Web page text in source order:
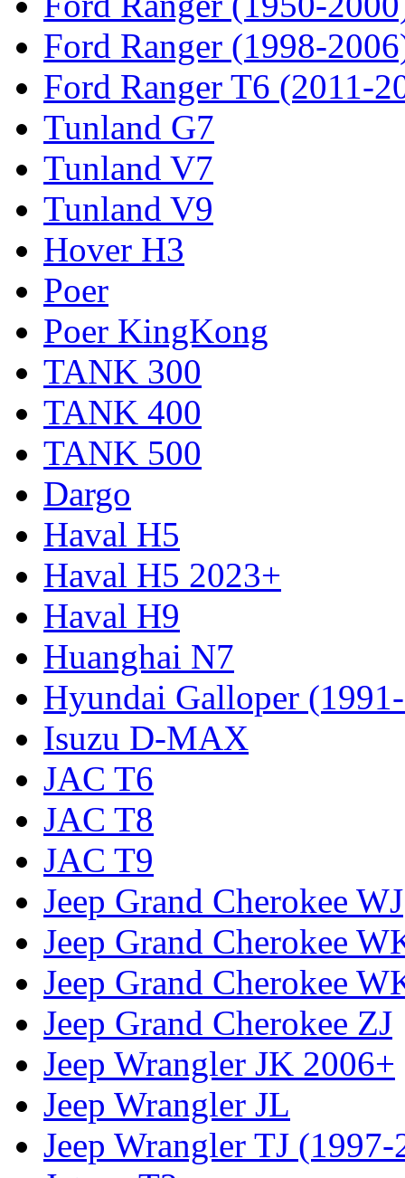
Ford Ranger (1998-
Ford Ranger T6 (2011-
Tunland G7
Tunland V7
Tunland V9
Hover H3
Poer
Poer KingKong
TANK 300
TANK 400
TANK 500
Dargo
Haval H5
Haval H5 2023+
Haval H9
Huanghai N7
Hyundai Galloper
Isuzu D-MAX
JAC T6
JAC T8
JAC T9
Jeep Grand Cherokee WJ
Jeep Grand Cherokee
Jeep Grand Cherokee
Jeep Grand Cherokee ZJ
Jeep Wrangler JK 2006+
Jeep Wrangler JL
Jeep Wrangler TJ